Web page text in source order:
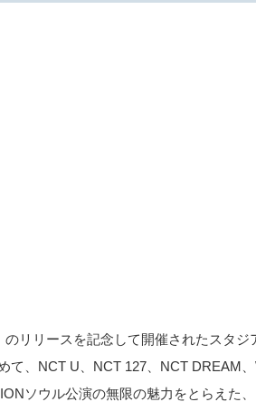
リリースを記念して開催されたスタ
て、NCT U、NCT 127、NCT DREAM
ソウル公演の無限の魅力をとらえた